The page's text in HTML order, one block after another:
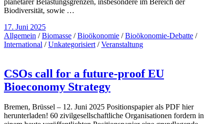
Biodiversität, sowie …
17. Juni 2025
Allgemein /Biomasse /Bioökonomie /Bioökonomie-Debatte /
International /Unkategorisiert /Veranstaltung
CSOs call for a future-proof EU
Bioeconomy Strategy
Bremen, Brüssel – 12. Juni 2025 Positionspapier als PDF hier
herunterladen! 60 zivilgesellschaftliche Organisationen fordern in